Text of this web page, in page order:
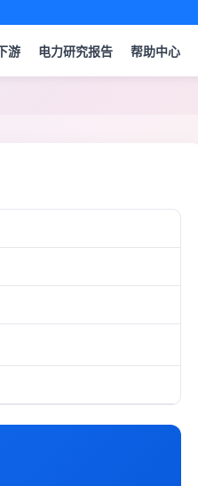
游 电力研究报告 帮助中心